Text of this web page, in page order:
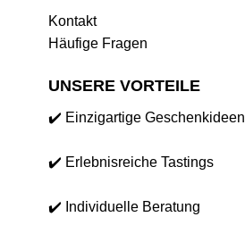
Kontakt
Häufige Fragen
UNSERE VORTEILE
✔️ Einzigartige Geschenkideen
✔️ Erlebnisreiche Tastings
✔️ Individuelle Beratung